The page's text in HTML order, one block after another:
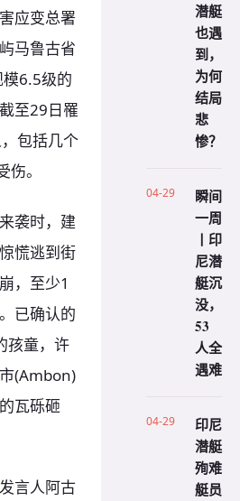
应变总署
马鲁古省
6.5级的
至29日罹
包括几个
。
袭时，建
慌逃到街
，至少1
已确认的
孩童，许
(Ambon)
瓦砾砸
言人阿古
潜艇
也遇
到，
为何
结局
悲
惨？
04-29
瞬间
一周
丨印
尼潜
艇沉
没，
53
人全
遇难
04-29
印尼
潜艇
殉难
艇员